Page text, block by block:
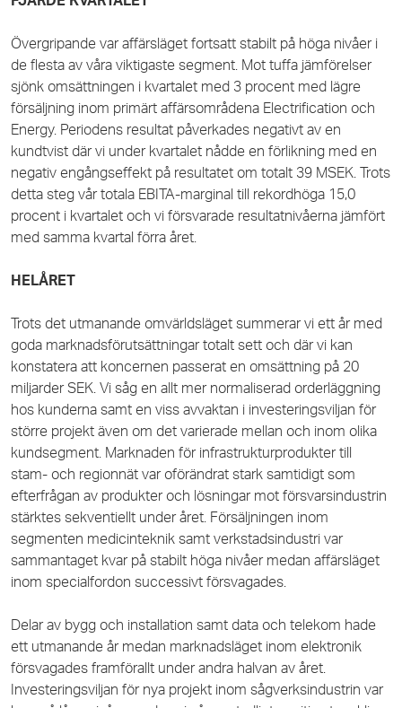
Övergripande var affärsläget fortsatt stabilt på höga nivåer i
de flesta av våra viktigaste segment. Mot tuffa jämförelser
sjönk omsättningen i kvartalet med 3 procent med lägre
försäljning inom primärt affärsområdena Electrification och
Energy. Periodens resultat påverkades negativt av en
kundtvist där vi under kvartalet nådde en förlikning med en
negativ engångseffekt på resultatet om totalt 39 MSEK. Trots
detta steg vår totala EBITA-marginal till rekordhöga 15,0
procent i kvartalet och vi försvarade resultatnivåerna jämfört
med samma kvartal förra året.
HELÅRET
Trots det utmanande omvärldsläget summerar vi ett år med
goda marknadsförutsättningar totalt sett och där vi kan
konstatera att koncernen passerat en omsättning på 20
miljarder SEK. Vi såg en allt mer normaliserad orderläggning
hos kunderna samt en viss avvaktan i investeringsviljan för
större projekt även om det varierade mellan och inom olika
kundsegment. Marknaden för infrastrukturprodukter till
stam- och regionnät var oförändrat stark samtidigt som
efterfrågan av produkter och lösningar mot försvarsindustrin
stärktes sekventiellt under året. Försäljningen inom
segmenten medicinteknik samt verkstadsindustri var
sammantaget kvar på stabilt höga nivåer medan affärsläget
inom specialfordon successivt försvagades.
Delar av bygg och installation samt data och telekom hade
ett utmanande år medan marknadsläget inom elektronik
försvagades framförallt under andra halvan av året.
Investeringsviljan för nya projekt inom sågverksindustrin var